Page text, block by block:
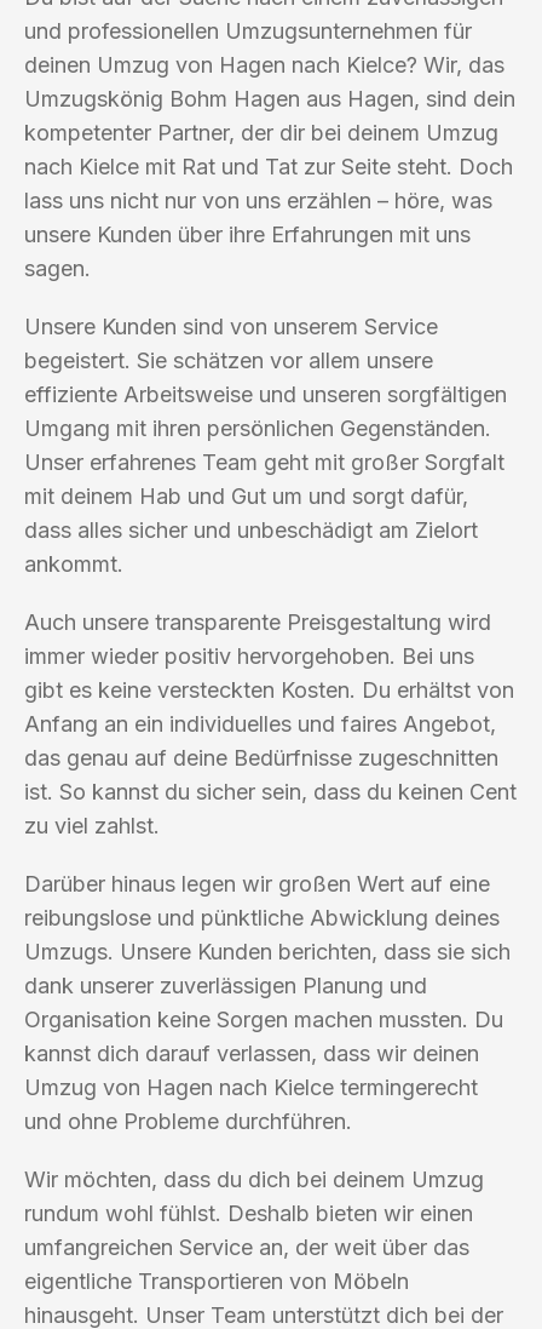
und professionellen Umzugsunternehmen für
deinen Umzug von Hagen nach Kielce? Wir, das
Umzugskönig Bohm Hagen aus Hagen, sind dein
kompetenter Partner, der dir bei deinem Umzug
nach Kielce mit Rat und Tat zur Seite steht. Doch
lass uns nicht nur von uns erzählen – höre, was
unsere Kunden über ihre Erfahrungen mit uns
sagen.
Unsere Kunden sind von unserem Service
begeistert. Sie schätzen vor allem unsere
effiziente Arbeitsweise und unseren sorgfältigen
Umgang mit ihren persönlichen Gegenständen.
Unser erfahrenes Team geht mit großer Sorgfalt
mit deinem Hab und Gut um und sorgt dafür,
dass alles sicher und unbeschädigt am Zielort
ankommt.
Auch unsere transparente Preisgestaltung wird
immer wieder positiv hervorgehoben. Bei uns
gibt es keine versteckten Kosten. Du erhältst von
Anfang an ein individuelles und faires Angebot,
das genau auf deine Bedürfnisse zugeschnitten
ist. So kannst du sicher sein, dass du keinen Cent
zu viel zahlst.
Darüber hinaus legen wir großen Wert auf eine
reibungslose und pünktliche Abwicklung deines
Umzugs. Unsere Kunden berichten, dass sie sich
dank unserer zuverlässigen Planung und
Organisation keine Sorgen machen mussten. Du
kannst dich darauf verlassen, dass wir deinen
Umzug von Hagen nach Kielce termingerecht
und ohne Probleme durchführen.
Wir möchten, dass du dich bei deinem Umzug
rundum wohl fühlst. Deshalb bieten wir einen
umfangreichen Service an, der weit über das
eigentliche Transportieren von Möbeln
hinausgeht. Unser Team unterstützt dich bei der